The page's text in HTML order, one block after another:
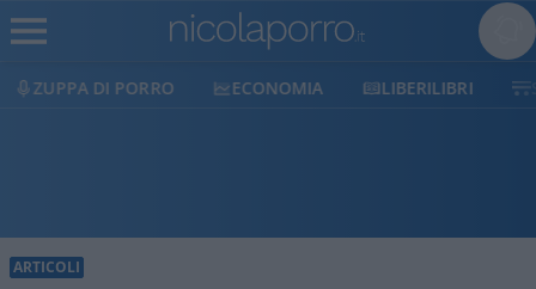
ECONOMIA LIBERILIBRI SHOP
ARTICOLI